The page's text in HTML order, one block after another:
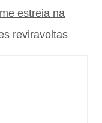
estreia na
reviravoltas